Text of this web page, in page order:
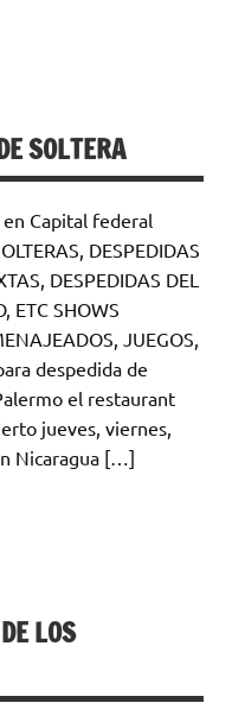
SOLTERA
Capital federal
DESPEDIDAS
DESPEDIDAS DEL
ETC SHOWS
JUEGOS,
despedida de
el restaurant
jueves, viernes,
Nicaragua […]
LOS